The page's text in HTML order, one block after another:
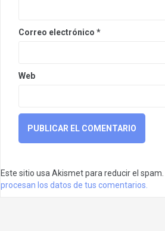
Correo electrónico *
Web
Este sitio usa Akismet para reducir el spam.
procesan los datos de tus comentarios.